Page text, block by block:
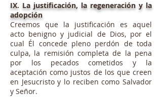
IX. La justificación, la regeneración y la
adopción
Creemos que la justificación es aquel
acto benigno y judicial de Dios, por el
cual Él concede pleno perdón de toda
culpa, la remisión completa de la pena
por los pecados cometidos y la
aceptación como justos de los que creen
en Jesucristo y lo reciben como Salvador
y Señor.